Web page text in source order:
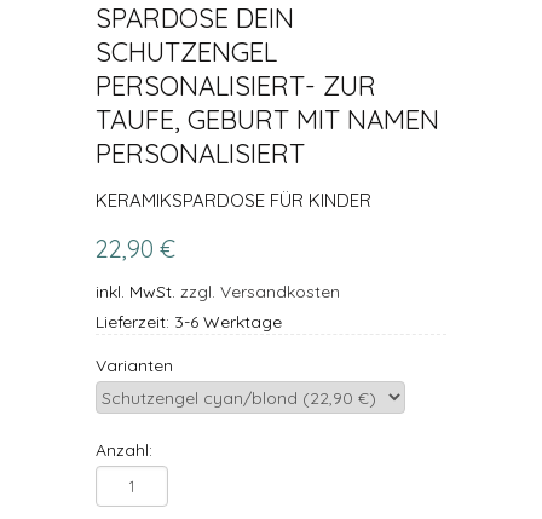
SPARDOSE DEIN
SCHUTZENGEL
PERSONALISIERT- ZUR
TAUFE, GEBURT MIT NAMEN
PERSONALISIERT
KERAMIKSPARDOSE FÜR KINDER
22,90 €
inkl. MwSt. zzgl. Versandkosten
Lieferzeit: 3-6 Werktage
Varianten
Anzahl: